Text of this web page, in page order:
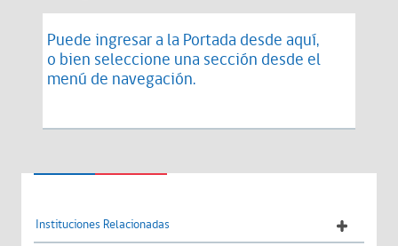
Puede ingresar a la Portada desde aquí,
o bien seleccione una sección desde el
menú de navegación.
Instituciones Relacionadas